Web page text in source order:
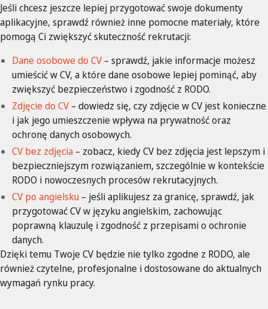
Jeśli chcesz jeszcze lepiej przygotować swoje dokumenty
aplikacyjne, sprawdź również inne pomocne materiały, które
pomogą Ci zwiększyć skuteczność rekrutacji:
Dane osobowe do CV – sprawdź, jakie informacje możesz
umieścić w CV, a które dane osobowe lepiej pominąć, aby
zwiększyć bezpieczeństwo i zgodność z RODO.
Zdjęcie do CV – dowiedz się, czy zdjęcie w CV jest konieczne
i jak jego umieszczenie wpływa na prywatność oraz
ochronę danych osobowych.
CV bez zdjęcia – zobacz, kiedy CV bez zdjęcia jest lepszym i
bezpieczniejszym rozwiązaniem, szczególnie w kontekście
RODO i nowoczesnych procesów rekrutacyjnych.
CV po angielsku – jeśli aplikujesz za granicę, sprawdź, jak
przygotować CV w języku angielskim, zachowując
poprawną klauzulę i zgodność z przepisami o ochronie
danych.
Dzięki temu Twoje CV będzie nie tylko zgodne z RODO, ale
również czytelne, profesjonalne i dostosowane do aktualnych
wymagań rynku pracy.